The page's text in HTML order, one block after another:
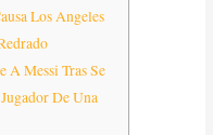
Los Angeles
A Messi Tras Se
De Una